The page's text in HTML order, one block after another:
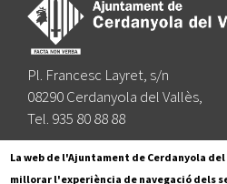
Pl. Francesc Layret, s/n
08290 Cerdanyola del Vallès,
Tel. 935 80 88 88
Segueix-nos a:
La web de l'Ajuntament de Cerdanyola
millorar l'experiència de navegació dels